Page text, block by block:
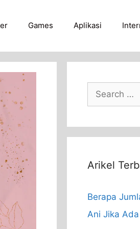
Games Aplikasi
Search
for:
Arikel
Berapa
Ani Jika